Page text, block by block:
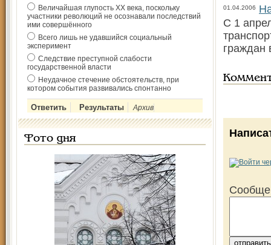
Величайшая глупость ХХ века, поскольку
участники революций не осознавали последствий
ими совершённого
Всего лишь не удавшийся социальный
эксперимент
Следствие преступной слабости
государственной власти
Неудачное стечение обстоятельств, при
котором события развивались спонтанно
Архив
Фото дня
01.04.2006
С 1
граждан